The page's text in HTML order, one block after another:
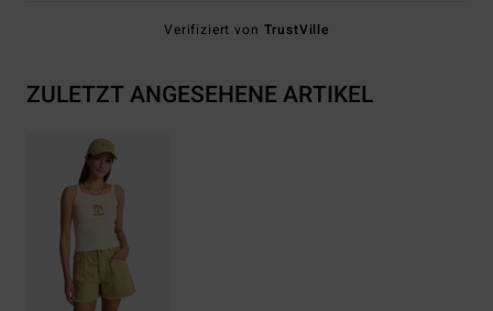
Verifiziert von TrustVille
ZULETZT ANGESEHENE ARTIKEL